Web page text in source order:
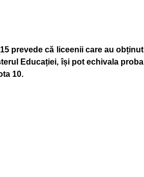
prevede că liceenii care au obținut
Educației, își pot echivala proba
10.